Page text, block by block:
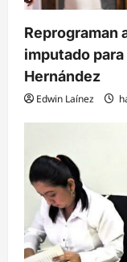
Reprograman
imputado
Hernández
Edwin Laínez